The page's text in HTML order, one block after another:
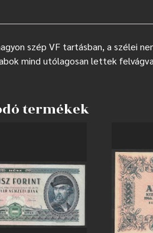
szép VF tartásban, a szélei
mind utólagosan lettek
termékek